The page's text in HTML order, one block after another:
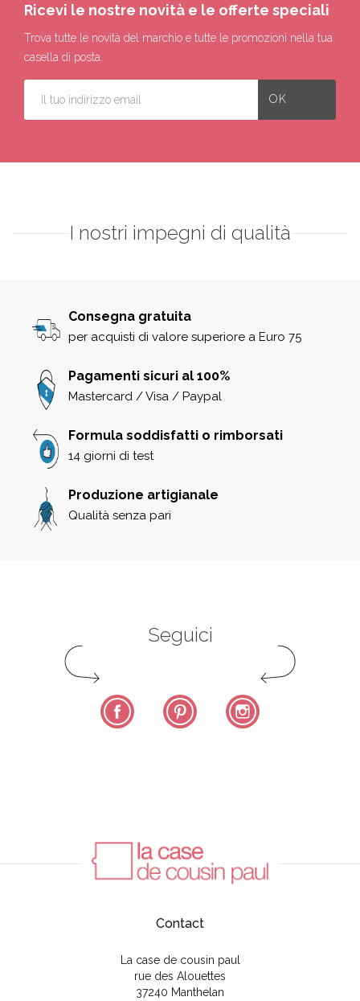
Ricevi le nostre novità e le offerte speciali
Trova tutte le novità del marchio e tutte le promozioni nella tua
casella di posta.
I nostri impegni di qualità
Consegna gratuita
per acquisti di valore superiore a Euro 75
Pagamenti sicuri al 100%
Mastercard / Visa / Paypal
Formula soddisfatti o rimborsati
14 giorni di test
Produzione artigianale
Qualità senza pari
Seguici
Facebook Pinterest
Contact
La case de cousin paul
rue des Alouettes
37240 Manthelan